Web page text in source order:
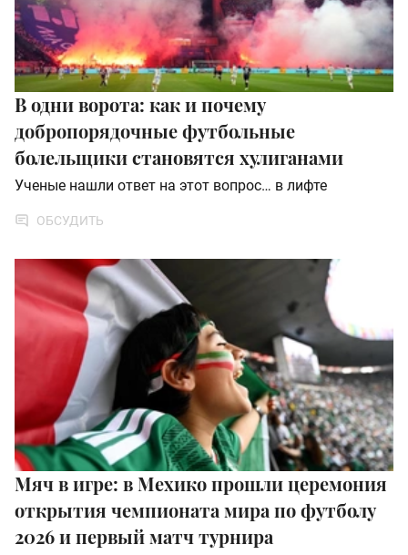
В одни ворота: как и почему
добропорядочные футбольные
болельщики становятся хулиганами
Ученые нашли ответ на этот вопрос… в лифте
ОБСУДИТЬ
Мяч в игре: в Мехико прошли церемония
открытия чемпионата мира по футболу
2026 и первый матч турнира